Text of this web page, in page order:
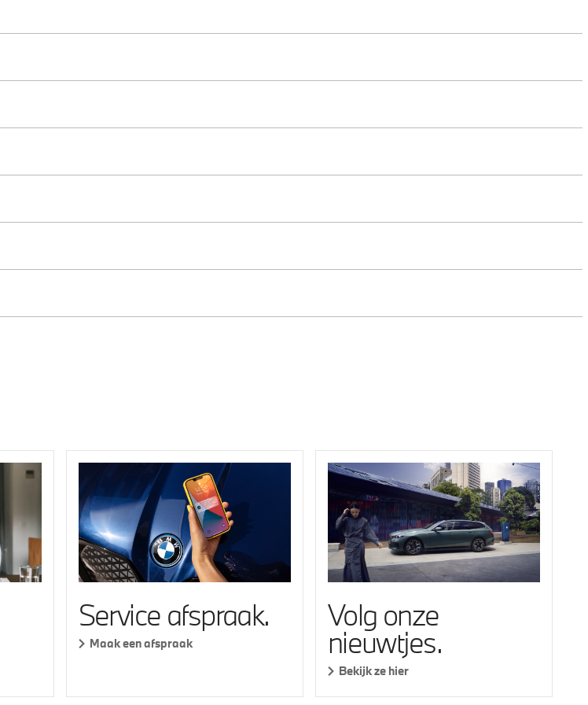
Service afspraak.
Maak een afspraak
Volg onze
nieuwtjes.
Bekijk ze hier